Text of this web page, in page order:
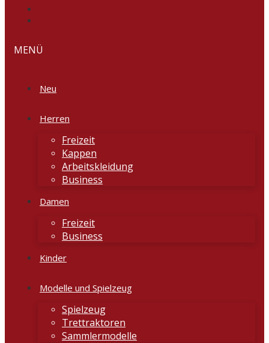
MENÜ
Neu
Herren
Freizeit
Kappen
Arbeitskleidung
Business
Damen
Freizeit
Business
Kinder
Modelle und Spielzeug
Spielzeug
Trettraktoren
Sammlermodelle